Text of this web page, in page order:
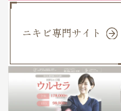
ニキビ専門サイト